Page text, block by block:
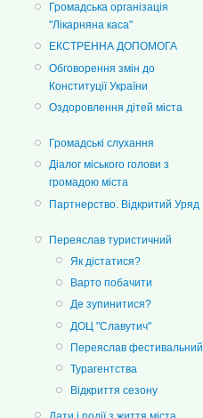
Громадська організація
"Лікарняна каса"
ЕКСТРЕННА ДОПОМОГА
Обговорення змін до
Конституції України
Оздоровлення дітей міста
Громадські слухання
Діалог міського голови з
громадою міста
Партнерство. Відкритий Уряд
Переяслав туристичний
Як дістатися?
Варто побачити
Де зупинитися?
ДОЦ "Славутич"
Переяслав фестивальний
Турагентства
Відкриття сезону